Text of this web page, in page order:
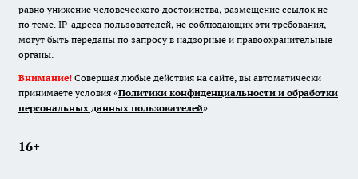
равно унижение человеческого достоинства, размещение ссылок не
по теме. IP-адреса пользователей, не соблюдающих эти требования,
могут быть переданы по запросу в надзорные и правоохранительные
органы.
Внимание! Совершая любые действия на сайте, вы автоматически
принимаете условия «Политики конфиденциальности и обработки
персональных данных пользователей»
16+